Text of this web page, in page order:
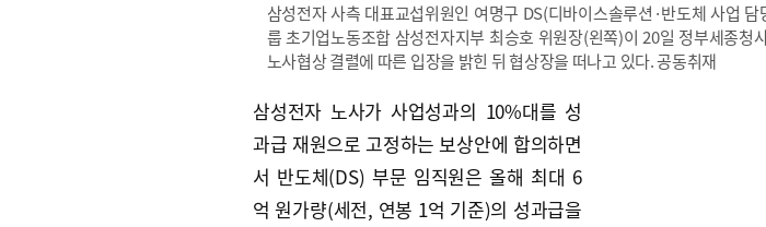
삼성전자 사측 대표교섭위원인 여명구 DS(디바이스솔루션·반도체 사업 담
룹 초기업노동조합 삼성전자지부 최승호 위원장(왼쪽)이 20일 정부세종청
노사협상 결렬에 따른 입장을 밝힌 뒤 협상장을 떠나고 있다. 공동취재
삼성전자 노사가 사업성과의 10%대를 성
과급 재원으로 고정하는 보상안에 합의하면
서 반도체(DS) 부문 임직원은 올해 최대 6
억 원가량(세전, 연봉 1억 기준)의 성과급을